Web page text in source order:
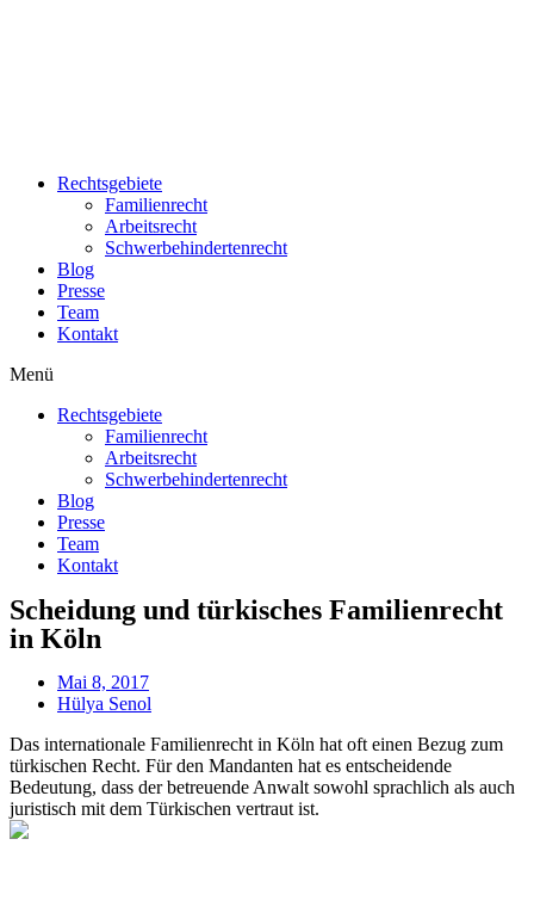
Rechtsgebiete
Familienrecht
Arbeitsrecht
Schwerbehindertenrecht
Blog
Presse
Team
Kontakt
Menü
Rechtsgebiete
Familienrecht
Arbeitsrecht
Schwerbehindertenrecht
Blog
Presse
Team
Kontakt
Scheidung und türkisches Familienrecht
in Köln
Mai 8, 2017
Hülya Senol
Das internationale Familienrecht in Köln hat oft einen Bezug zum
türkischen Recht. Für den Mandanten hat es entscheidende
Bedeutung, dass der betreuende Anwalt sowohl sprachlich als auch
juristisch mit dem Türkischen vertraut ist.